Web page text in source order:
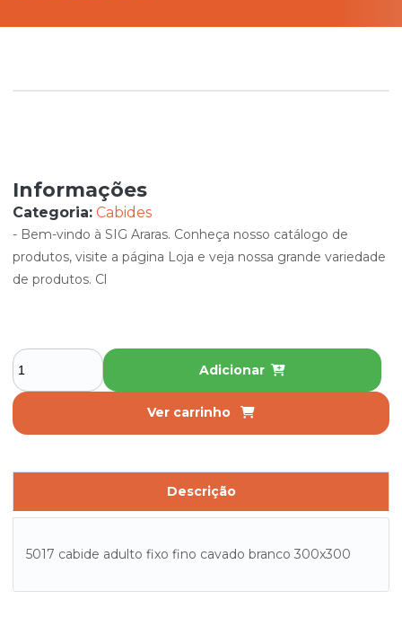
Informações
Categoria: Cabides
- Bem-vindo à SIG Araras. Conheça nosso catálogo de
produtos, visite a página Loja e veja nossa grande variedade
de produtos. Cl
Adicionar
Ver carrinho
Descrição
5017 cabide adulto fixo fino cavado branco 300x300